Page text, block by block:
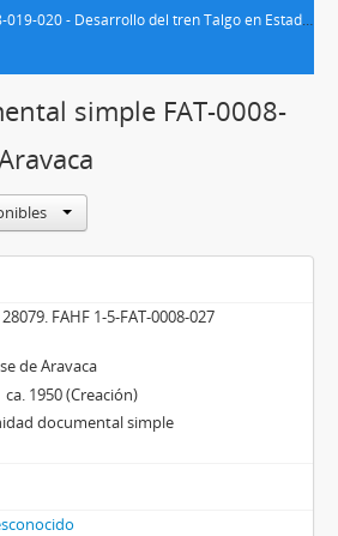
FAT-0006-015-017-018-019-020 - Desarrollo del tren Talgo en Estados Unidos (ACF/Talgo). Explotación por las compañías Rock Island, New Haven and Hartford y Boston and Maine Railroad.
simple FAT-0008-
28079. FAHF 1-5-FAT-0008-027
de Aravaca
ca. 1950 (Creación)
documental simple